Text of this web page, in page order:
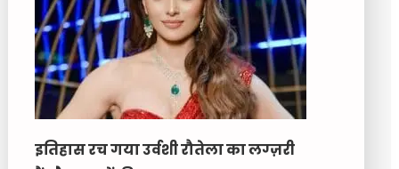
इतिहास रच गया उर्वशी रौतेला का लग्ज़री